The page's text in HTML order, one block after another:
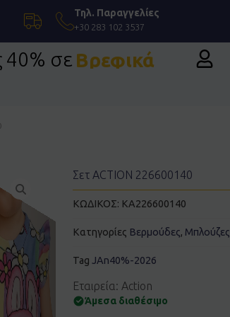
Τηλ. Παραγγελίες
+30 283 102 3537
40% σε
Σετ ACTION 226600140
ΚΩΔΙΚΟΣ: KA226600140
Κατηγορίες Βερμούδες, Μπλούζες
Tag JAn40%-2026
Εταιρεία: Action
Άμεσα διαθέσιμο